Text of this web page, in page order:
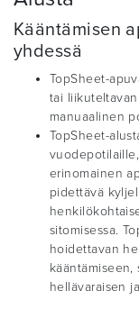
Kääntämisen
yhdessä
TopSheet-
tai
manuaalinen
TopSheet-
erinomainen
pidettävä
sitomisessa.
hoidettavan
hellävaraisen